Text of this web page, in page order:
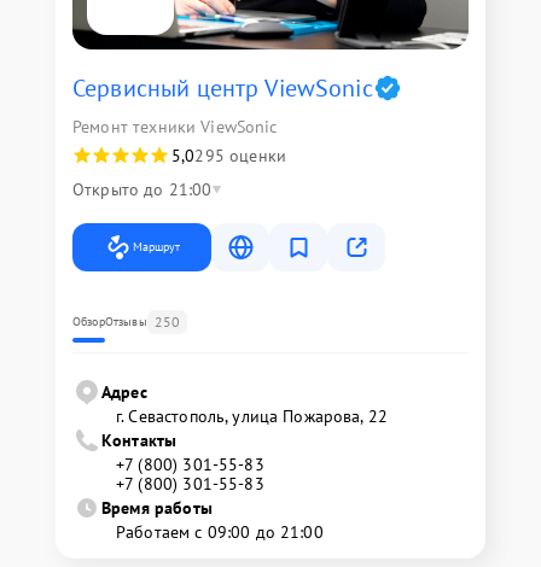
Сервисный центр ViewSonic
Ремонт техники ViewSonic
5,0295 оценки
Открыто до 21:00
Маршрут
ОбзорОтзывы 250
Адрес
г. Севастополь, улица Пожарова, 22
Контакты
+7 (800) 301-55-83
+7 (800) 301-55-83
Время работы
Работаем с 09:00 до 21:00